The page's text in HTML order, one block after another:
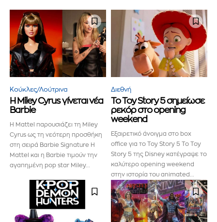
Κούκλες/Λούτρινα
Η Miley Cyrus γίνεται νέα
Barbie
Η Mattel παρουσιάζει τη Miley
Cyrus ως τη νεότερη προσθήκη
στη σειρά Barbie Signature Η
Mattel και η Barbie τιμούν την
αγαπημένη pop star Miley...
Διεθνή
Το Toy Story 5 σημείωσε
ρεκόρ στο opening
weekend
Εξαιρετικό άνοιγμα στο box
office για το Toy Story 5 Το Toy
Story 5 της Disney κατέγραψε το
καλύτερο opening weekend
στην ιστορία του animated...